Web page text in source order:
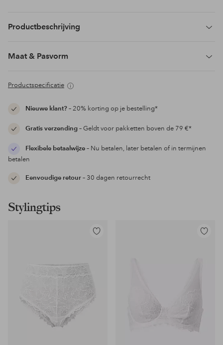
Productbeschrijving
Maat & Pasvorm
Productspecificatie
Nieuwe klant?– 20% korting op je bestelling*
Gratis verzending– Geldt voor pakketten boven de 79 €*
Flexibele betaalwijze– Nu betalen, later betalen of in termijnen
betalen
Eenvoudige retour– 30 dagen retourrecht
Stylingtips
Toevoegen